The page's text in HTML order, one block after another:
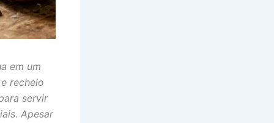
em um
recheio
servir
Apesar